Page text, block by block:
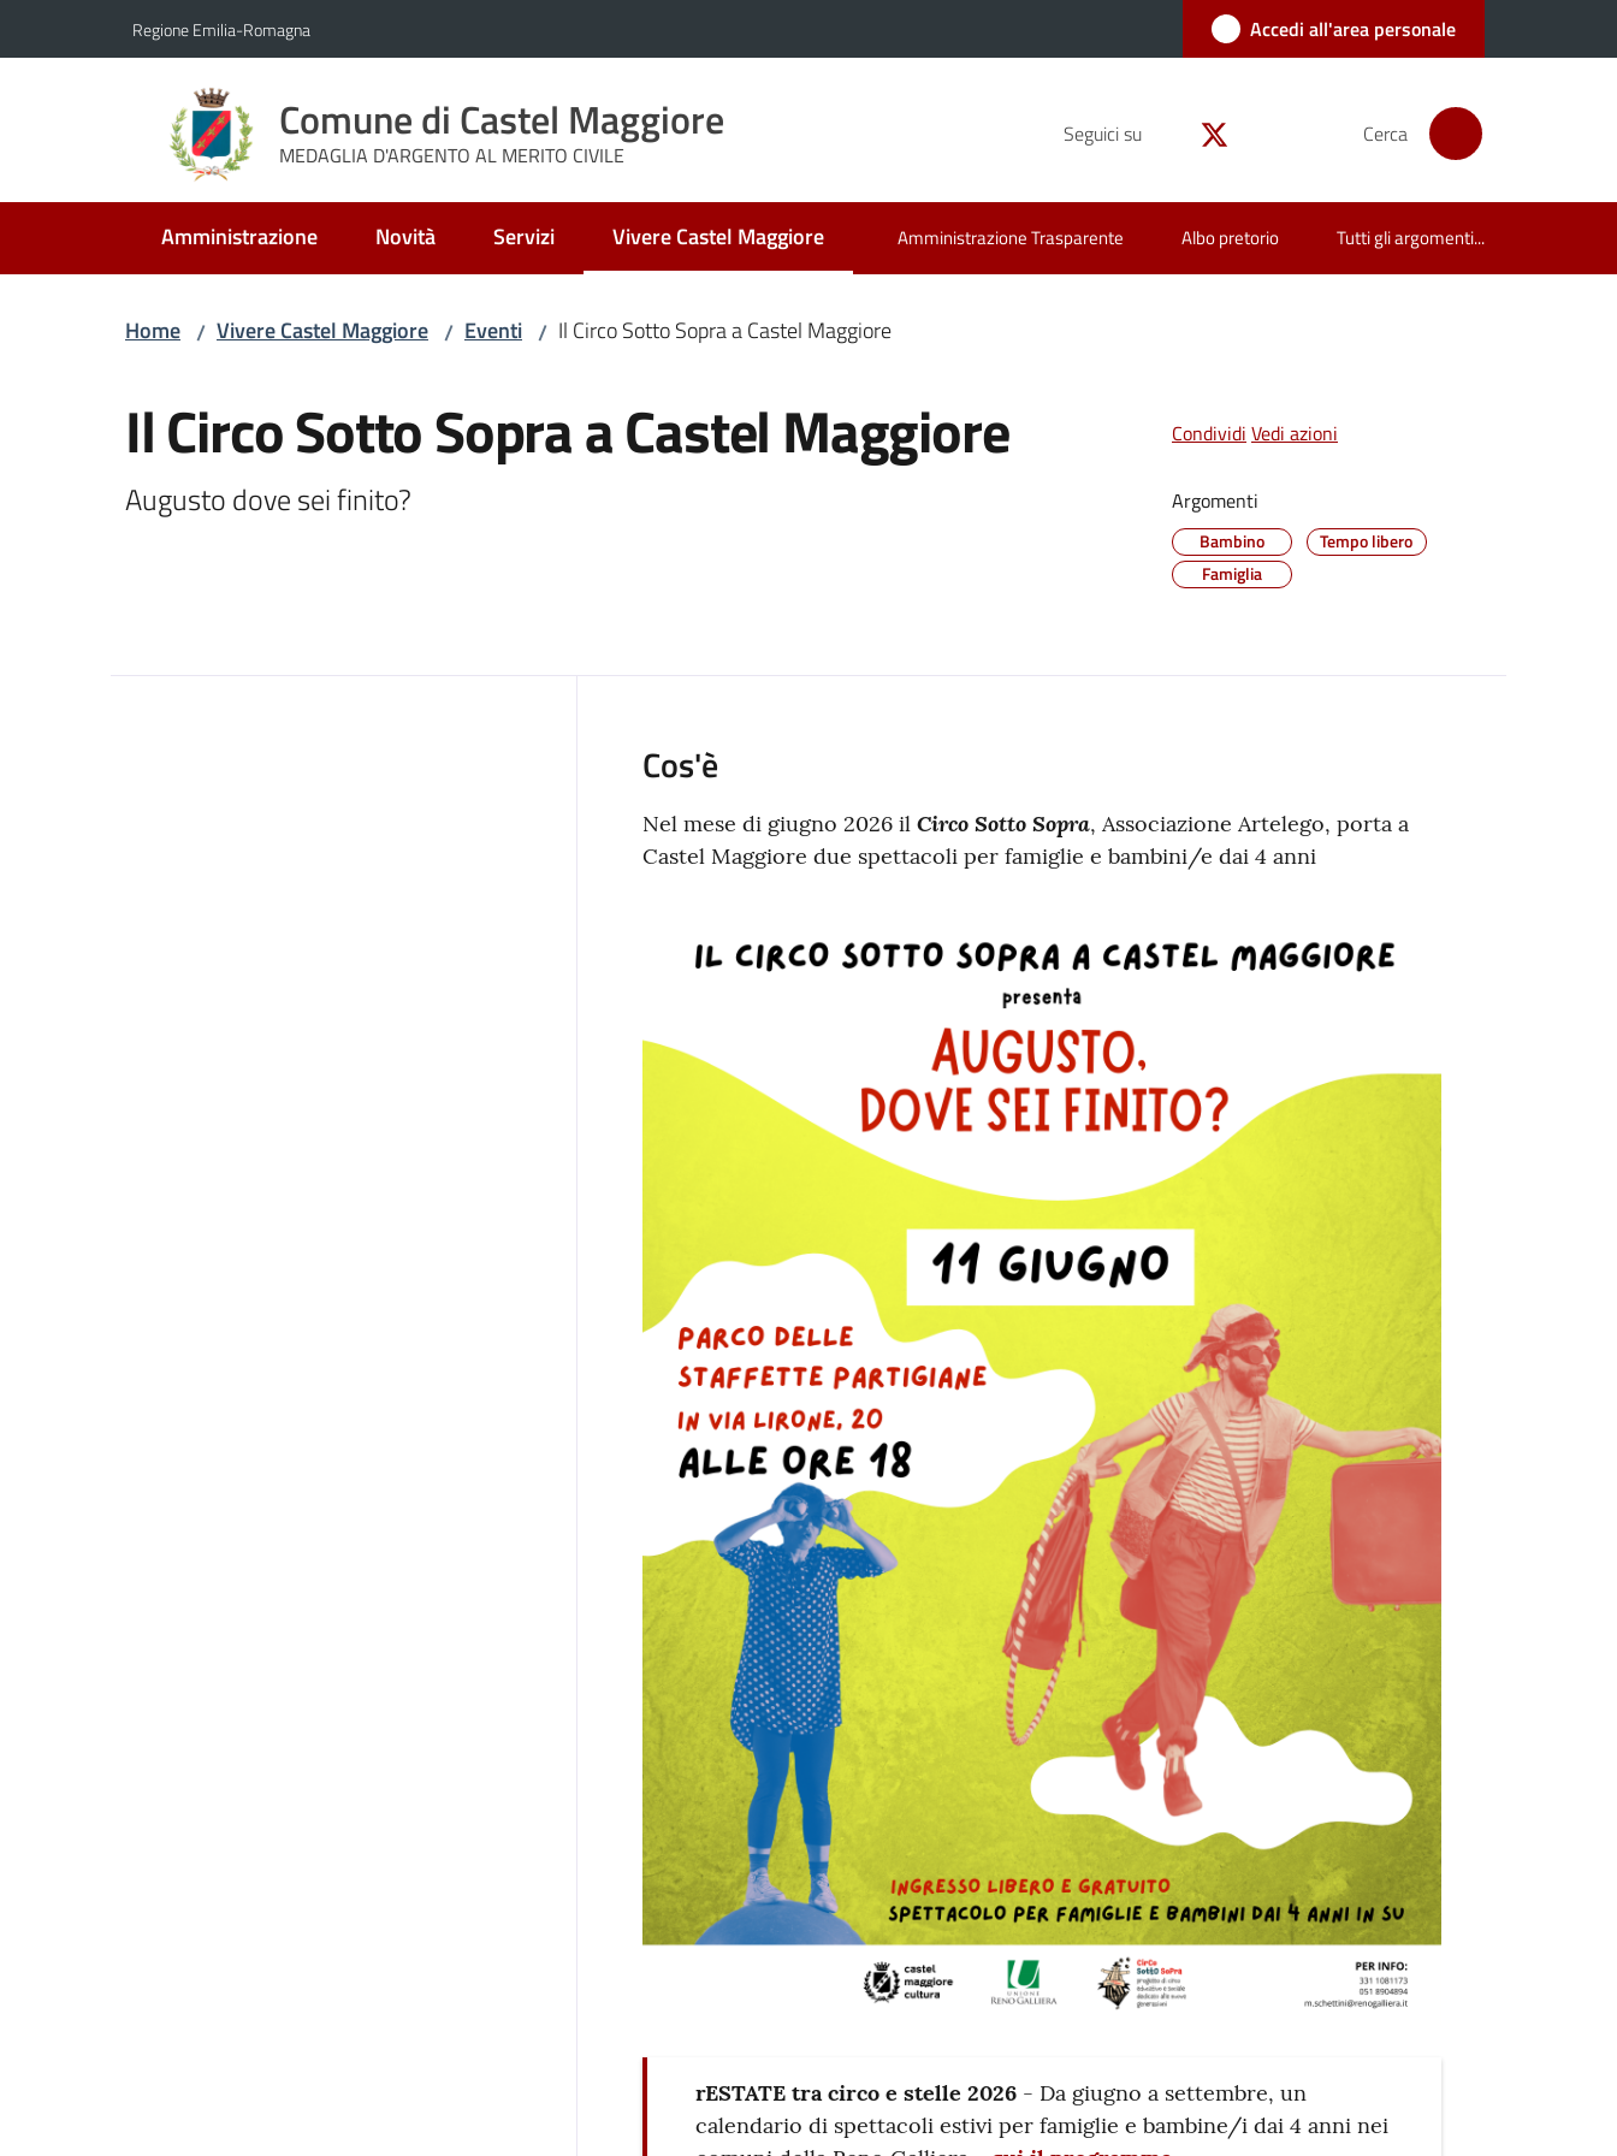
Regione Emilia-Romagna Accedi all'area personale
Comune di Castel Maggiore
MEDAGLIA D'ARGENTO AL MERITO CIVILE
Seguici su Cerca
Amministrazione Novità Servizi Vivere Castel Maggiore
Menu selezionato Amministrazione Trasparente Albo pretorio Tutti gli argomenti...
Home / Vivere Castel Maggiore / Eventi / Il Circo Sotto Sopra a Castel Maggiore
Il Circo Sotto Sopra a Castel Maggiore
Augusto dove sei finito?
Condividi Vedi azioni
Argomenti
Bambino
Tempo libero
Famiglia
Cos'è
Nel mese di giugno 2026 il Circo Sotto Sopra, Associazione Artelego, porta a
Castel Maggiore due spettacoli per famiglie e bambini/e dai 4 anni
rESTATE tra circo e stelle 2026- Da giugno a settembre, un
calendario di spettacoli estivi per famiglie e bambine/i dai 4 anni nei